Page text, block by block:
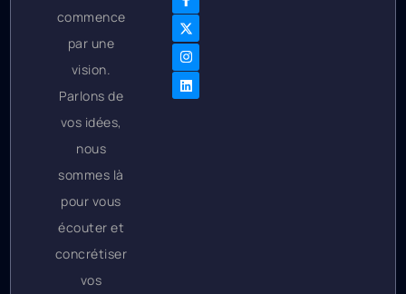
commence
par une
vision.
Parlons de
vos idées,
nous
sommes là
pour vous
écouter et
concrétiser
vos